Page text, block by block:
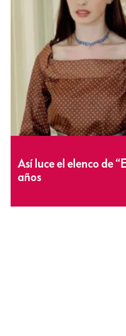
Así luce el elenco de
años